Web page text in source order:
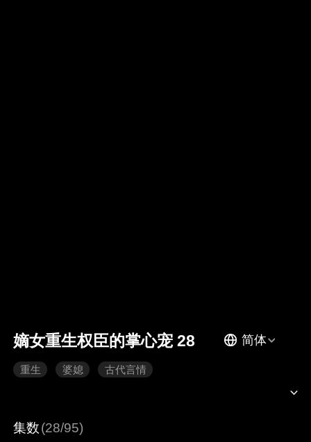
嫡女重生权臣的掌心宠 28 简体
重生 婆媳 古代言情
集数(28/95)